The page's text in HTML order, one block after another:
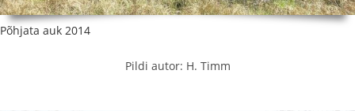
Põhjata auk 2014
Pildi autor: H. Timm